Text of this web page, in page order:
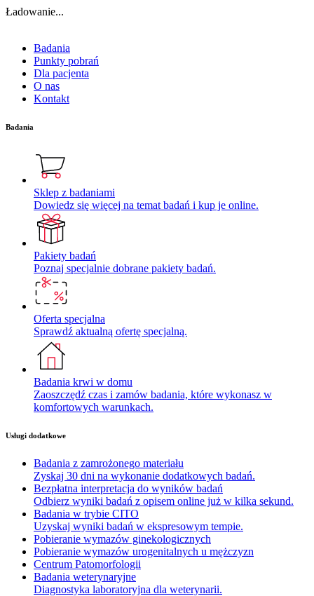
Ładowanie...
Badania
Punkty pobrań
Dla pacjenta
O nas
Kontakt
Badania
Sklep z badaniami
Dowiedz się więcej na temat badań i kup je online.
Pakiety badań
Poznaj specjalnie dobrane pakiety badań.
Oferta specjalna
Sprawdź aktualną ofertę specjalną.
Badania krwi w domu
Zaoszczędź czas i zamów badania, które wykonasz w
komfortowych warunkach.
Usługi dodatkowe
Badania z zamrożonego materiału
Zyskaj 30 dni na wykonanie dodatkowych badań.
Bezpłatna interpretacja do wyników badań
Odbierz wyniki badań z opisem online już w kilka sekund.
Badania w trybie CITO
Uzyskaj wyniki badań w ekspresowym tempie.
Pobieranie wymazów ginekologicznych
Pobieranie wymazów urogenitalnych u mężczyzn
Centrum Patomorfologii
Badania weterynaryjne
Diagnostyka laboratoryjna dla weterynarii.